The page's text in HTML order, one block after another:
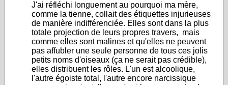
J'ai réfléchi longuement au pourquoi ma mère,
comme la tienne, collait des étiquettes injurieuses
de manière indifférenciée. Elles sont dans la plus
totale projection de leurs propres travers, mais
comme elles sont malines et qu'elles ne peuvent
pas affubler une seule personne de tous ces jolis
petits noms d'oiseaux (ça ne serait pas crédible),
elles distribuent les rôles. L'un est alcoolique,
l'autre égoiste total, l'autre encore narcissique